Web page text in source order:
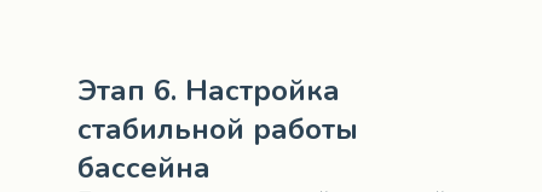
Этап 6. Настройка
стабильной работы
бассейна